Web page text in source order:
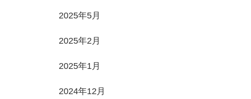
2025年5月
2025年2月
2025年1月
2024年12月